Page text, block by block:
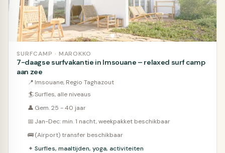
SURFCAMP · MAROKKO
7-daagse surfvakantie in Imsouane – relaxed surf camp
aan zee
📍 Imsouane, Regio Taghazout
🏄Surfles, alle niveaus
👤 Gem. 25 - 40 jaar
📅 Jan-Dec: min. 1 nacht, weekpakket beschikbaar
🚌(Airport) transfer beschikbaar
✦ Surfles, maaltijden, yoga, activiteiten